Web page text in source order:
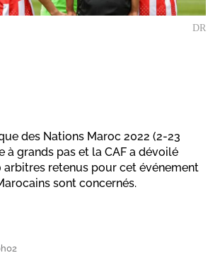
DR
des Nations Maroc 2022 (2-23
à grands pas et la CAF a dévoilé
arbitres retenus pour cet événement
sont concernés.